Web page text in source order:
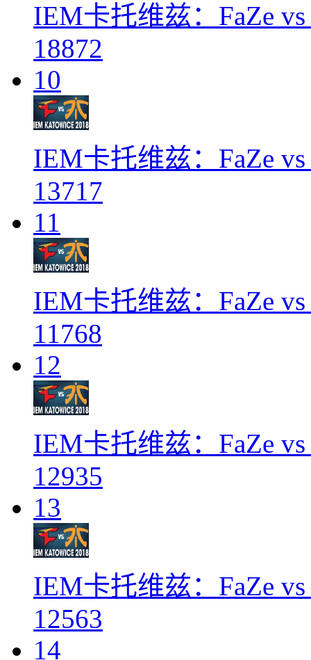
IEM卡托维兹：FaZe
18872
10
IEM卡托维兹：FaZe
13717
11
IEM卡托维兹：FaZe
11768
12
IEM卡托维兹：FaZe
12935
13
IEM卡托维兹：FaZe
12563
14